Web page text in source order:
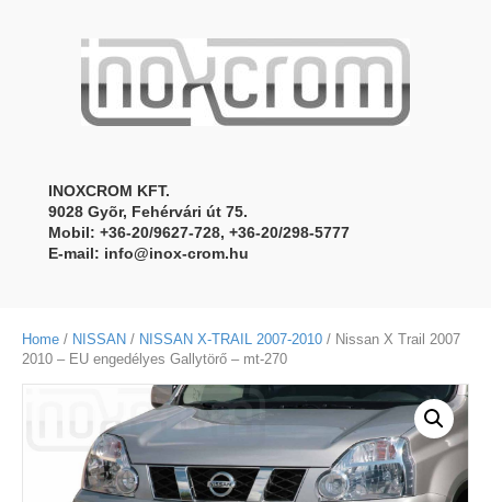
INOXCROM KFT.
9028 Gyõr, Fehérvári út 75.
Mobil: +36-20/9627-728, +36-20/298-5777
E-mail: info@inox-crom.hu
Home / NISSAN / NISSAN X-TRAIL 2007-2010 / Nissan X Trail 2007
2010 – EU engedélyes Gallytörő – mt-270